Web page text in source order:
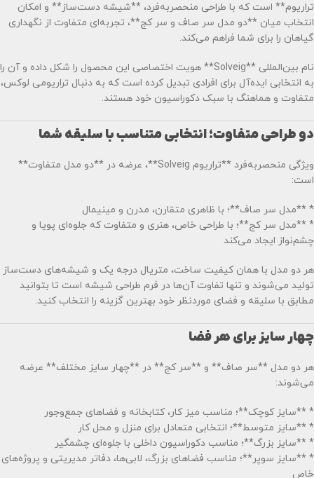
تراریوم** است که با طراحی منحصربه‌فرد، **شیشه دست‌ساز** و امکان
انتخاب میان **دو مدل سر صاف و سر کج**، تجربه‌ای متفاوت از نگهداری
گیاهان را برای شما فراهم می‌کند.
نام بین‌المللی **Solveig** هویت اختصاصی این محصول را شکل داده و آن را
به انتخابی ایده‌آل برای افرادی تبدیل کرده است که به دنبال تراریومی لوکس،
متفاوت و هماهنگ با سبک دکوراسیون خود هستند.
دو طراحی متفاوت؛ انتخابی متناسب با سلیقه شما
ویژگی منحصربه‌فرد **تراریوم Solveig**، عرضه در **دو مدل متفاوت**
است:
* **مدل سر صاف**؛ با ظاهری متقارن، مدرن و مینیمال
* **مدل سر کج**؛ با طراحی خاص، هنری و متفاوت که جلوه‌ای پویا و
چشم‌نواز ایجاد می‌کند
هر دو مدل با همان کیفیت ساخت، متریال درجه یک و شیشه‌های دست‌ساز
تولید می‌شوند و تنها تفاوت آن‌ها در فرم طراحی شیشه است تا بتوانید
مطابق با سلیقه و فضای موردنظر خود بهترین گزینه را انتخاب کنید.
چهار سایز برای هر فضا
هر دو مدل **سر صاف** و **سر کج** در **چهار سایز مختلف** عرضه
می‌شوند:
* **سایز کوچک**؛ مناسب میز کار، کتابخانه و فضاهای جمع‌وجور
* **سایز متوسط**؛ انتخابی متعادل برای منزل و محل کار
* **سایز بزرگ**؛ مناسب دکوراسیون داخلی با جلوه‌ای چشمگیر
* **سایز سوپر**؛ مناسب فضاهای بزرگ، لابی‌ها، دفاتر مدیریتی و پروژه‌های
خاص